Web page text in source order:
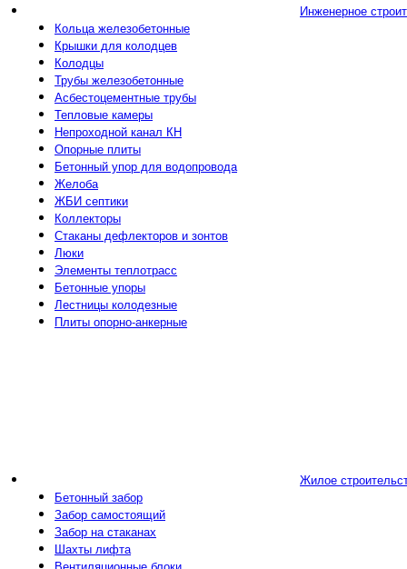
Инженерное
Кольца железобетонные
Крышки для колодцев
Колодцы
Трубы железобетонные
Асбестоцементные трубы
Тепловые камеры
Непроходной канал КН
Опорные плиты
Бетонный упор для водопровода
Желоба
ЖБИ септики
Коллекторы
Стаканы дефлекторов и зонтов
Люки
Элементы теплотрасс
Бетонные упоры
Лестницы колодезные
Плиты опорно-анкерные
Жилое
Бетонный забор
Забор самостоящий
Забор на стаканах
Шахты лифта